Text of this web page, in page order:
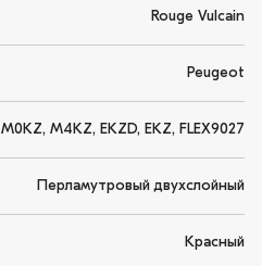
Rouge Vulcain
Peugeot
M0KZ, M4KZ, EKZD, EKZ, FLEX9027
Перламутровый двухслойный
Красный